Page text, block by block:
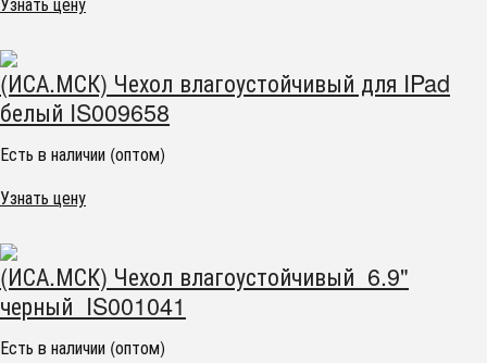
(ИСА.МСК) Чехол влагоустойчивый для IPad
белый IS009658
Есть в наличии (оптом)
Узнать цену
(ИСА.МСК) Чехол влагоустойчивый 6.9"
черный IS001041
Есть в наличии (оптом)